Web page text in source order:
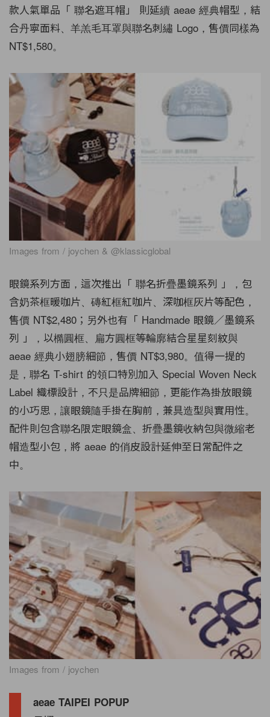
款人氣單品「 聯名遮耳帽」 則延續 aeae 經典帽型，結
合丹寧面料、羊羔毛耳罩與聯名刺繡 Logo，售價同樣為
NT$1,580。
Images from / joychen & @klassicglobal
眼鏡系列方面，這次推出「 聯名折疊墨鏡系列 」，包
含奶茶框暖咖片、磚紅框紅咖片、深咖框灰片等配色，
售價 NT$2,480；另外也有「 Handmade 眼鏡／墨鏡系
列 」，以橢圓框、扁方圓框等輪廓結合星星刻紋與
aeae 經典小翅膀細節，售價 NT$3,980。值得一提的
是，聯名 T-shirt 的領口特別加入 Special Woven Neck
Label 織標設計，不只是品牌細節，更能作為掛放眼鏡
的小巧思，讓眼鏡隨手掛在胸前，兼具造型與實用性。
配件則包含聯名限定眼鏡盒、折疊墨鏡收納包與微縮老
帽造型小包，將 aeae 的俏皮設計延伸至日常配件之
中。
Images from / joychen
aeae TAIPEI POPUP